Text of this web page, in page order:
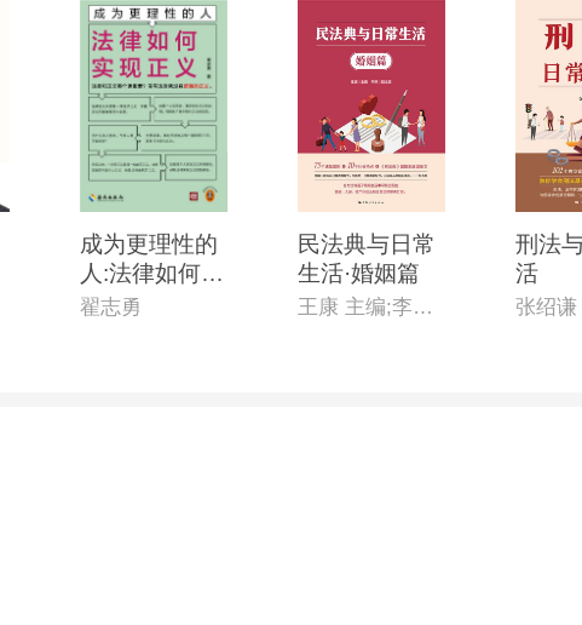
成为更理性的
人:法律如何实
现正义
翟志勇
民法典与日常
生活·婚姻篇
王康 主编;李恒 副主编
刑法
活
张绍谦